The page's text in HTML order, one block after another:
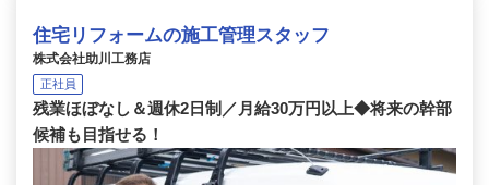
住宅リフォームの施工管理スタッフ
株式会社助川工務店
正社員
残業ほぼなし＆週休2日制／月給30万円以上◆将来の幹部
候補も目指せる！